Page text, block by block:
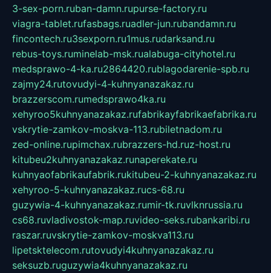
3-sex-porn.ruban-damn.rupurse-factory.ru
viagra-tablet.rufasbags.ruadler-jun.rubandamn.ru
fincontech.ru3sexporn.ru1mus.rudarksand.ru
rebus-toys.ruminelab-msk.rualabuga-cityhotel.ru
medsprawo-4-ka.ru2864420.rublagodarenie-spb.ru
zajmy24.rutovudyi-4-kuhnyanazakaz.ru
brazzerscom.rumedsprawo4ka.ru
xehyroo5kuhnyanazakaz.rufabrikayfabrikaefabrika.ru
vskrytie-zamkov-moskva-113.rubiletnadom.ru
zed-online.rupimchax.rubrazzers-hd.ruz-host.ru
kitubeu2kuhnyanazakaz.runaperekate.ru
kuhnyaofabrikaufabrik.rukitubeu-2-kuhnyanazakaz.ru
xehyroo-5-kuhnyanazakaz.rucs-68.ru
guzywia-4-kuhnyanazakaz.rumir-tk.ruvlknrussia.ru
cs68.ruvladivostok-map.ruvideo-seks.rubankaribi.ru
raszar.ruvskrytie-zamkov-moskva113.ru
lipetsktelecom.rutovudyi4kuhnyanazakaz.ru
seksuzb.ruguzywia4kuhnyanazakaz.ru